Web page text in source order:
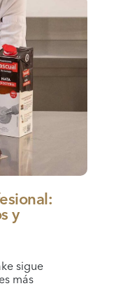
y
sigue
más